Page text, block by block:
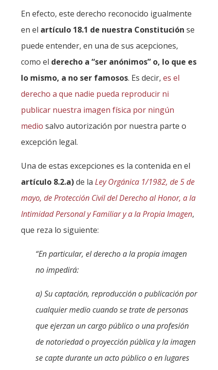
En efecto, este derecho reconocido igualmente
en el artículo 18.1 de nuestra Constitución se
puede entender, en una de sus acepciones,
como el derecho a “ser anónimos” o, lo que es
lo mismo, a no ser famosos. Es decir, es el
derecho a que nadie pueda reproducir ni
publicar nuestra imagen física por ningún
medio salvo autorización por nuestra parte o
excepción legal.
Una de estas excepciones es la contenida en el
artículo 8.2.a)de la Ley Orgánica 1/1982, de 5 de
mayo, de Protección Civil del Derecho al Honor, a la
Intimidad Personal y Familiar y a la Propia Imagen,
que reza lo siguiente:
“En particular, el derecho a la propia imagen
no impedirá:
a) Su captación, reproducción o publicación por
cualquier medio cuando se trate de personas
que ejerzan un cargo público o una profesión
de notoriedad o proyección pública y la imagen
se capte durante un acto público o en lugares